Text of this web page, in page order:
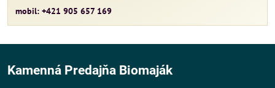
mobil: +421 905 657 169
Kamenná Predajňa Biomaják